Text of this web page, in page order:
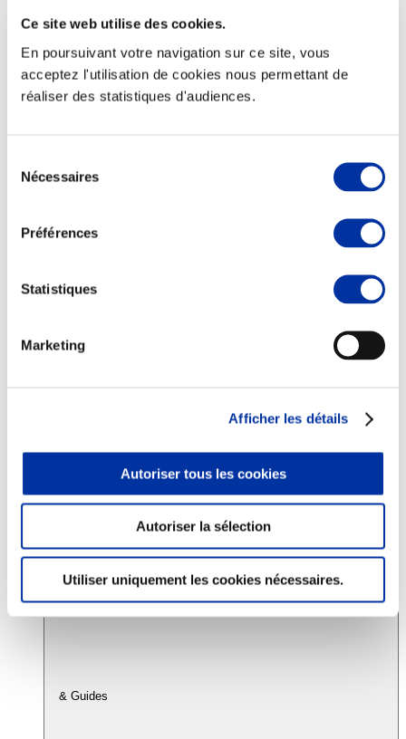
Ce site web utilise des cookies.
En poursuivant votre navigation sur ce site, vous
acceptez l'utilisation de cookies nous permettant de
réaliser des statistiques d'audiences.
Nécessaires
Préférences
Statistiques
Marketing
Afficher les détails
Autoriser tous les cookies
Autoriser la sélection
Utiliser uniquement les cookies nécessaires.
Elevage
Consommation
Sécurité sanitaire
Juste rémunération et attractivité des métiers
Info-veille scientifique
Accords
& Guides